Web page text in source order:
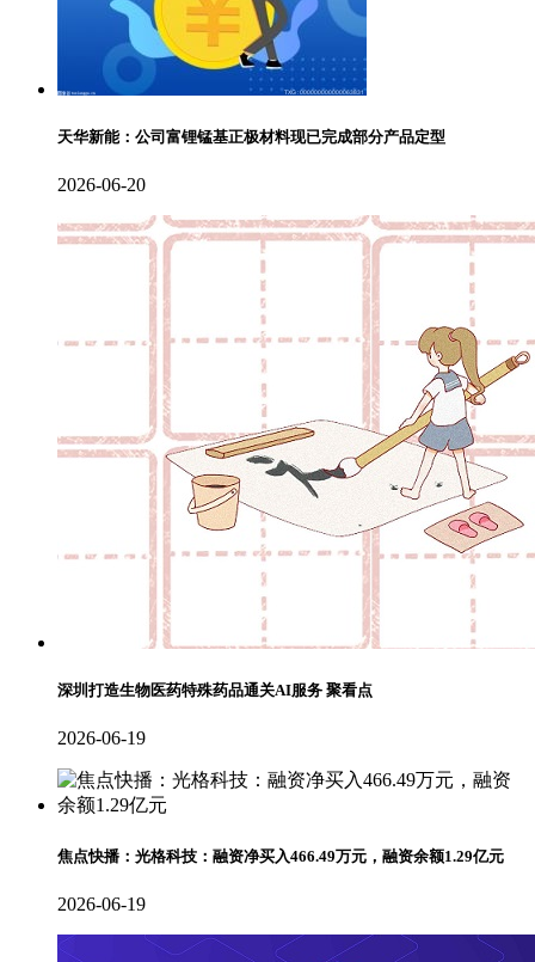
天华新能：公司富锂锰基正极材料现已完成部分产品定型
2026-06-20
深圳打造生物医药特殊药品通关AI服务 聚看点
2026-06-19
焦点快播：光格科技：融资净买入466.49万元，融资余额1.29亿元
2026-06-19